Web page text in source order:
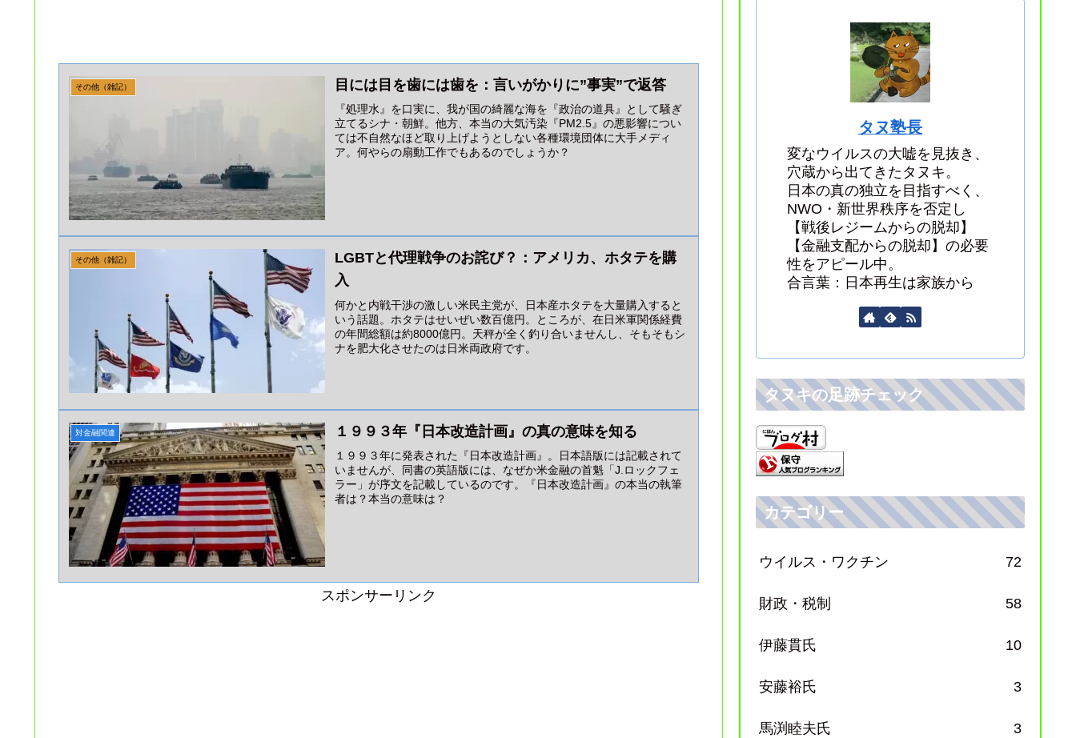
その他（雑記） 目には目を歯には歯を：言いがかりに”事実”で返答
『処理水』を口実に、我が国の綺麗な海を『政治の道具』として騒ぎ
立てるシナ・朝鮮。他方、本当の大気汚染『PM2.5』の悪影響につい
ては不自然なほど取り上げようとしない各種環境団体に大手メディ
ア。何やらの扇動工作でもあるのでしょうか？
その他（雑記）
LGBTと代理戦争のお詫び？：アメリカ、ホタテを購
入
何かと内戦干渉の激しい米民主党が、日本産ホタテを大量購入すると
いう話題。ホタテはせいぜい数百億円。ところが、在日米軍関係経費
の年間総額は約8000億円。天秤が全く釣り合いませんし、そもそもシ
ナを肥大化させたのは日米両政府です。
対金融関連 １９９３年『日本改造計画』の真の意味を知る
１９９３年に発表された『日本改造計画』。日本語版には記載されて
いませんが、同書の英語版には、なぜか米金融の首魁「J.ロックフェ
ラー」が序文を記載しているのです。『日本改造計画』の本当の執筆
者は？本当の意味は？
スポンサーリンク
タヌ塾長
変なウイルスの大嘘を見抜き、
穴蔵から出てきたタヌキ。
日本の真の独立を目指すべく、
NWO・新世界秩序を否定し
【戦後レジームからの脱却】
【金融支配からの脱却】の必要
性をアピール中。
合言葉：日本再生は家族から
タヌキの足跡チェック
カテゴリー
ウイルス・ワクチン 72
財政・税制 58
伊藤貫氏 10
安藤裕氏 3
馬渕睦夫氏 3